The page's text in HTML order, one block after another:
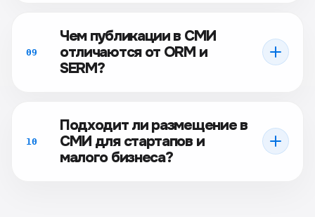
09
Чем публикации в СМИ
отличаются от ORM и
SERM?
10
Подходит ли размещение в
СМИ для стартапов и
малого бизнеса?